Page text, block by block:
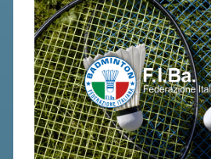
PICKLEBALL
FIBA
CLASSIFICHE
BANDI PUBBLICI
VOLA CON NOI